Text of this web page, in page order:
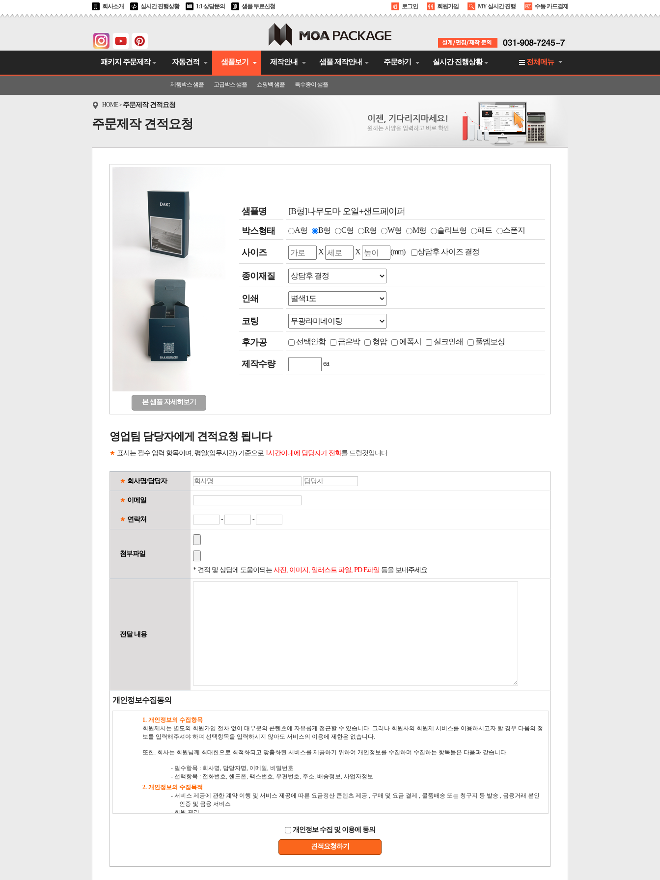
회사소개 실시간 진행상황 1:1 상담문의 샘플 무료신청 로그인 회원가입 MY 실시간 진행 수동 카드결제
전체메뉴
패키지 주문제작 자동견적 샘플보기
제품박스 샘플 고급박스 샘플 쇼핑백 샘플 특수종이 샘플
제작안내 샘플 제작안내 주문하기 실시간 진행상황
HOME> 주문제작 견적요청
주문제작 견적요청
본 샘플 자세히보기
샘플명
[B형]나무도마 오일+샌드페이퍼
박스형태
A형 B형 C형 R형 W형 M형 슬리브형 패드 스폰지
사이즈 X X (mm) 상담후 사이즈 결정
종이재질
인쇄
코팅
후가공 선택안함 금은박 형압 에폭시 실크인쇄 풀엠보싱
제작수량 ea
영업팀 담당자에게 견적요청 됩니다
표시는 필수 입력 항목이며, 평일(업무시간) 기준으로 1시간이내에 담당자가 전화를 드릴것입니다
회사명/담당자
이메일
연락처 - -
첨부파일
* 견적 및 상담에 도움이되는 사진, 이미지, 일러스트 파일, PD F파일 등을 보내주세요
전달 내용
개인정보수집동의
개인정보 수집 및 이용에 동의
견적요청하기